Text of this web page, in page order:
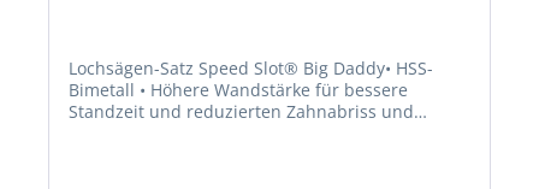
Lochsägen-Satz Speed Slot® Big Daddy• HSS-
Bimetall • Höhere Wandstärke für bessere
Standzeit und reduzierten Zahnabriss und